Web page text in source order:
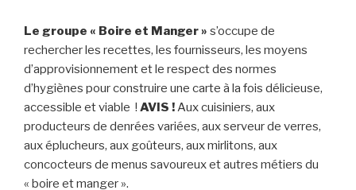
Le groupe « Boire et Manger » s’occupe de
rechercher les recettes, les fournisseurs, les moyens
d’approvisionnement et le respect des normes
d’hygiènes pour construire une carte à la fois délicieuse,
accessible et viable ! AVIS !Aux cuisiniers, aux
producteurs de denrées variées, aux serveur de verres,
aux éplucheurs, aux goûteurs, aux mirlitons, aux
concocteurs de menus savoureux et autres métiers du
« boire et manger ».